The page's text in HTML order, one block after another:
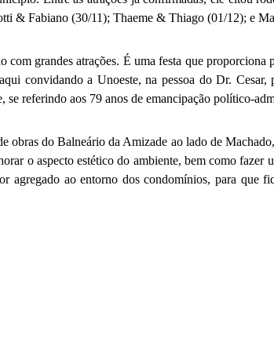
& Fabiano (30/11); Thaeme & Thiago (01/12); e
grandes atrações. É uma festa que proporciona
convidando a Unoeste, na pessoa do Dr.
se referindo aos 79 anos de emancipação político-
obras do Balneário da Amizade ao lado de
o aspecto estético do ambiente, bem como
agregado ao entorno dos condomínios, para que